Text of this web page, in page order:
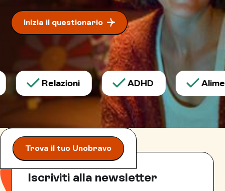
Inizia il questionario
Relazioni ADHD
Trova il tuo Unobravo
Iscriviti alla newsletter